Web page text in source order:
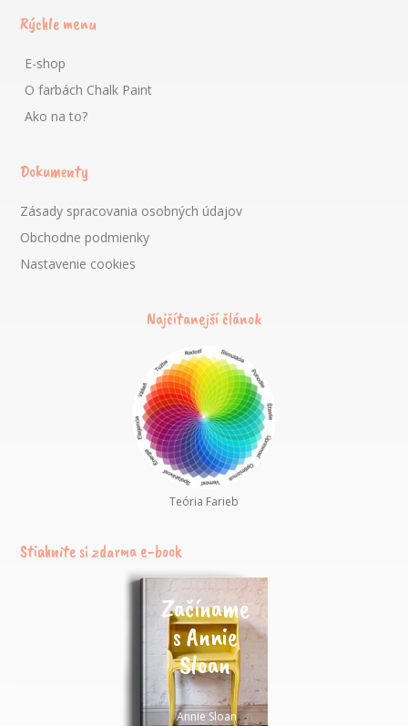
Rýchle menu
E-shop
O farbách Chalk Paint
Ako na to?
Dokumenty
Zásady spracovania osobných údajov
Obchodne podmienky
Nastavenie cookies
Najčítanejší článok
Teória Farieb
Stiahnite si zdarma e-book
Začíname
s Annie
Sloan
Annie Sloan